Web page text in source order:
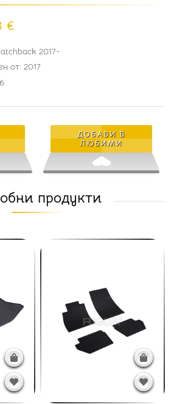
€
2017-
от: 2017
ДОБАВИ В
ЛЮБИМИ
продукти